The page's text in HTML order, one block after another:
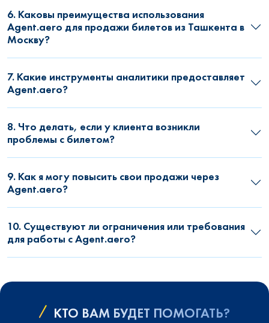
6. Каковы преимущества использования
Agent.aero для продажи билетов из Ташкента в
Москву?
7. Какие инструменты аналитики предоставляет
Agent.aero?
8. Что делать, если у клиента возникли
проблемы с билетом?
9. Как я могу повысить свои продажи через
Agent.aero?
10. Существуют ли ограничения или требования
для работы с Agent.aero?
КТО ВАМ БУДЕТ ПОМОГАТЬ?